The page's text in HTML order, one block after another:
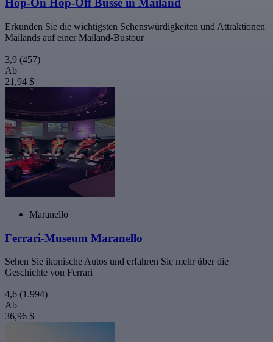
Hop-On Hop-Off Busse in Mailand
Erkunden Sie die wichtigsten Sehenswürdigkeiten und Attraktionen
Mailands auf einer Mailand-Bustour
3,9 (457)
Ab
21,94 $
Maranello
Ferrari-Museum Maranello
Sehen Sie ikonische Autos und erfahren Sie mehr über die
Geschichte von Ferrari
4,6 (1.994)
Ab
36,96 $